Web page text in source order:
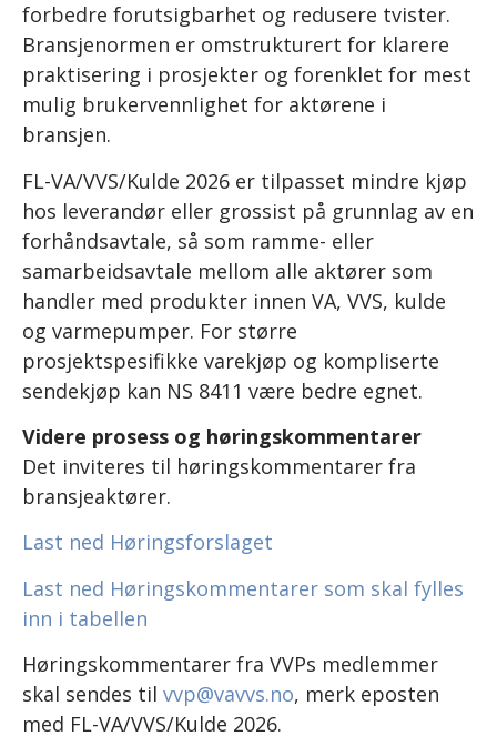
forbedre forutsigbarhet og redusere tvister.
Bransjenormen er omstrukturert for klarere
praktisering i prosjekter og forenklet for mest
mulig brukervennlighet for aktørene i
bransjen.
FL-VA/VVS/Kulde 2026 er tilpasset mindre kjøp
hos leverandør eller grossist på grunnlag av en
forhåndsavtale, så som ramme- eller
samarbeidsavtale mellom alle aktører som
handler med produkter innen VA, VVS, kulde
og varmepumper. For større
prosjektspesifikke varekjøp og kompliserte
sendekjøp kan NS 8411 være bedre egnet.
Videre prosess og høringskommentarer
Det inviteres til høringskommentarer fra
bransjeaktører.
Last ned Høringsforslaget
Last ned Høringskommentarer som skal fylles
inn i tabellen
Høringskommentarer fra VVPs medlemmer
skal sendes til vvp@vavvs.no, merk eposten
med FL-VA/VVS/Kulde 2026.